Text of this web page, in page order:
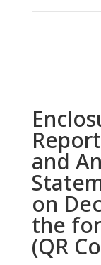
and
on
the
(QR